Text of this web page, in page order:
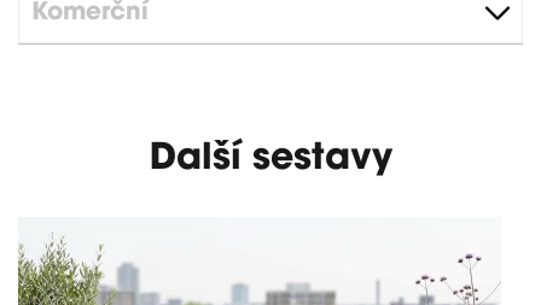
Komerční
Další sestavy